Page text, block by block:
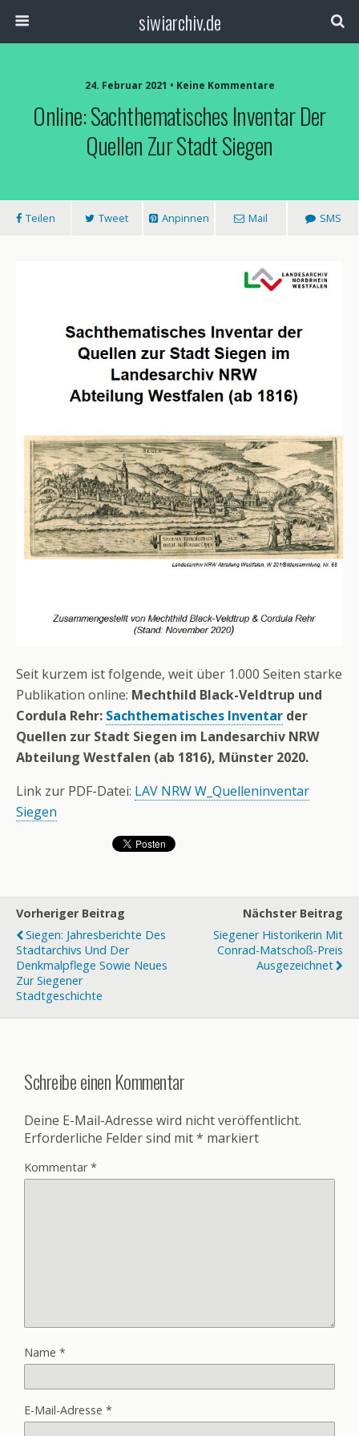
siwiarchiv.de
24. Februar 2021 • Keine Kommentare
Online: Sachthematisches Inventar Der
Quellen Zur Stadt Siegen
Teilen Tweet Anpinnen Mail SMS
Seit kurzem ist folgende, weit über 1.000 Seiten starke
Publikation online: Mechthild Black-Veldtrup und
Cordula Rehr: Sachthematisches Inventar der
Quellen zur Stadt Siegen im Landesarchiv NRW
Abteilung Westfalen (ab 1816), Münster 2020.
Link zur PDF-Datei: LAV NRW W_Quelleninventar
Siegen
Vorheriger Beitrag
Siegen: Jahresberichte Des
Stadtarchivs Und Der
Denkmalpflege Sowie Neues
Zur Siegener
Stadtgeschichte
Nächster Beitrag
Siegener Historikerin Mit
Conrad-Matschoß-Preis
Ausgezeichnet
Schreibe einen Kommentar
Deine E-Mail-Adresse wird nicht veröffentlicht.
Erforderliche Felder sind mit* markiert
Kommentar*
Name *
E-Mail-Adresse *